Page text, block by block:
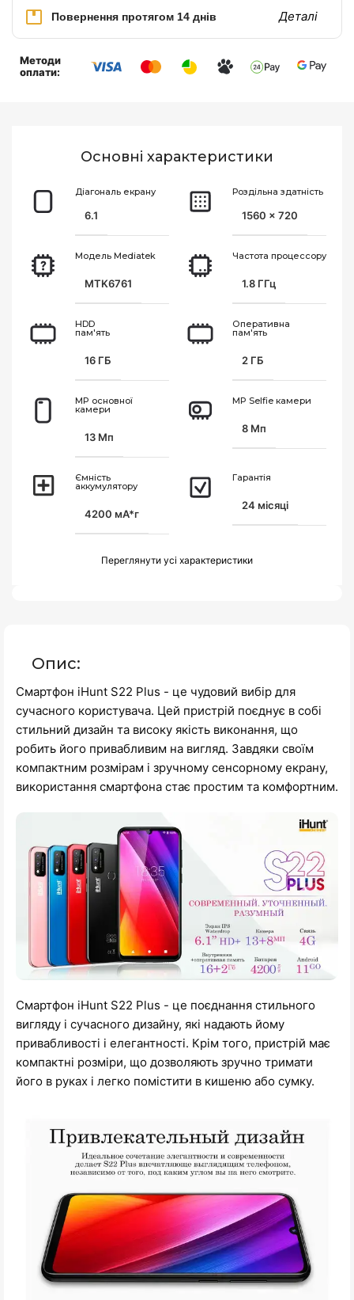
Повернення протягом 14 днів Деталі
Методи
оплати:
Основнi характеристики
Діагональ екрану
6.1
Роздільна здатність
1560 x 720
Модель Mediatek
MTK6761
Частота процессору
1.8 ГГц
HDD
пам'ять
16 ГБ
Оперативна
пам'ять
2 ГБ
MP основної
камери
13 Мп
MP Selfie камери
8 Мп
Ємність
аккумулятору
4200 мА*г
Гарантія
24 місяці
Переглянути усi характеристики
Опис:
Смартфон iHunt S22 Plus - це чудовий вибір для
сучасного користувача. Цей пристрій поєднує в собі
стильний дизайн та високу якість виконання, що
робить його привабливим на вигляд. Завдяки своїм
компактним розмірам і зручному сенсорному екрану,
використання смартфона стає простим та комфортним.
Смартфон iHunt S22 Plus - це поєднання стильного
вигляду і сучасного дизайну, які надають йому
привабливості і елегантності. Крім того, пристрій має
компактні розміри, що дозволяють зручно тримати
його в руках і легко помістити в кишеню або сумку.